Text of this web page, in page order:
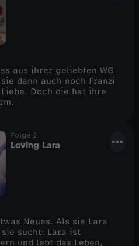
aus ihrer geliebten WG
dann auch noch Franzi
Doch die hat ihre
Folge 2
Loving Lara
Neues. Als sie Lara
sucht: Lara ist
und lebt das Leben,